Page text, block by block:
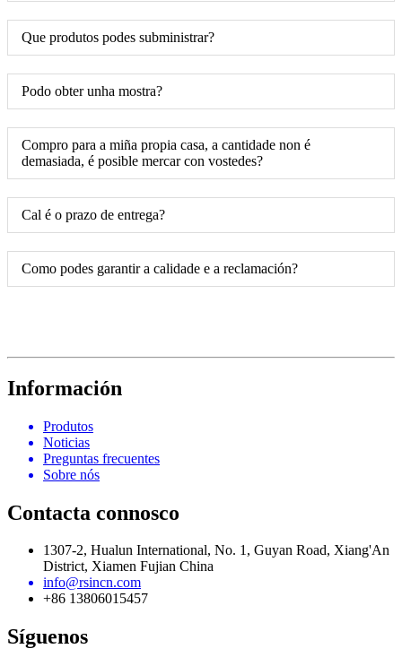
Que produtos podes subministrar?
Podo obter unha mostra?
Compro para a miña propia casa, a cantidade non é
demasiada, é posible mercar con vostedes?
Cal é o prazo de entrega?
Como podes garantir a calidade e a reclamación?
Información
Produtos
Noticias
Preguntas frecuentes
Sobre nós
Contacta connosco
1307-2, Hualun International, No. 1, Guyan Road, Xiang'An
District, Xiamen Fujian China
info@rsincn.com
+86 13806015457
Síguenos